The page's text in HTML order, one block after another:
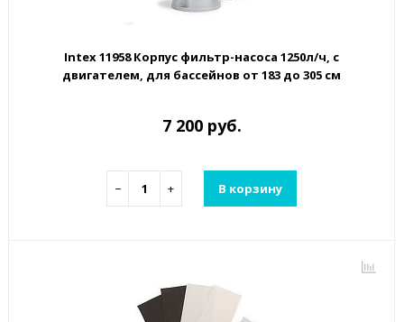
Intex 11958 Корпус фильтр-насоса 1250л/ч, с
двигателем, для бассейнов от 183 до 305 см
7 200 руб.
− + В корзину